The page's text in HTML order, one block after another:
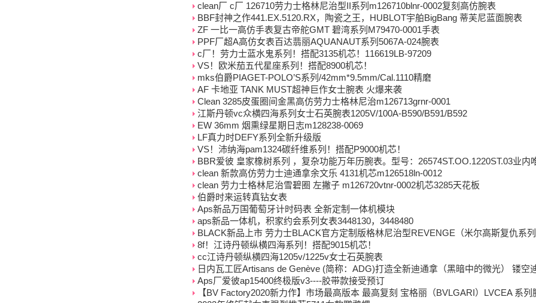
clean厂 c厂 126710劳力士格林尼治型II系列m126710blnr-0002复刻高仿腕表
BBF封神之作441.EX.5120.RX，陶瓷之王，HUBLOT宇舶BigBang 蒂芙尼蓝面腕表
ZF 一比一高仿手表复古帝舵GMT 碧湾系列M79470-0001手表
PPF厂超A高仿女表百达翡丽AQUANAUT系列5067A-024腕表
c厂！劳力士蓝水鬼系列！搭配3135机芯！116619LB-97209
VS！欧米茄五代星座系列！搭配8900机芯！
mks伯爵PIAGET-POLO’S系列/42mm*9.5mm/Cal.1110精磨
AF 卡地亚 TANK MUST超神巨作女士腕表 火爆来袭
Clean 3285皮蛋圈间金黑高仿劳力士格林尼治m126713grnr-0001
江斯丹顿vc众横四海系列女士石英腕表1205V/100A-B590/B591/B592
EW 36mm 烟熏绿星期日志m128238-0069
LF真力时DEFY系列全新升级版
VS！沛纳海pam1324碳纤维系列！搭配P9000机芯！
BBR爱彼 皇家橡树系列 ，复杂功能万年历腕表。型号：26574ST.OO.1220ST.03业内
clean 新款高仿劳力士迪通拿余文乐 4131机芯m126518ln-0012
clean 劳力士格林尼治雪碧圈 左撇子 m126720vtnr-0002机芯3285天花板
伯爵时来运转真钻女表
Aps新品万国葡萄牙计时码表 全新定制一体机模块
aps新品一体机，积家约会系列女表3448130，3448480
BLACK新品上市 劳力士BLACK官方定制版格林尼治型REVENGE（米尔高斯复仇系
8f！江诗丹顿纵横四海系列！搭配9015机芯！
cc江诗丹顿纵横四海1205v/1225v女士石英腕表
日内瓦工匠Artisans de Genève (简称：ADG)打造全新迪通拿（黑暗中的微光） 镂空
Aps厂爱彼ap15400终极版v3----胶带款接受预订
【BV Factory2020新力作】市场最高版本 最高复刻 宝格丽（BVLGARI）LVCEA 系列